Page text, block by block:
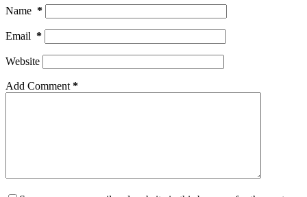
Name *
Email *
Website
Add Comment *